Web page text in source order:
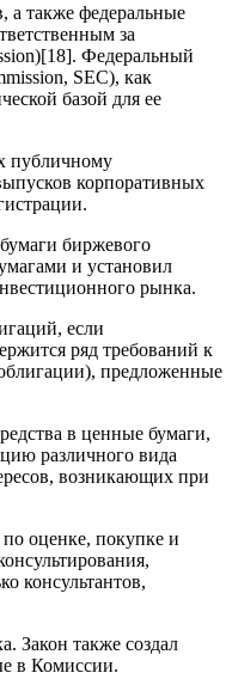
а также федеральные
за
[18]. Федеральный
SEC), как
базой для ее
публичному
корпоративных
биржевого
и установил
рынка.
если
ряд требований к
предложенные
в ценные бумаги,
различного вида
возникающих при
по оценке, покупке и
консультантов,
Закон также создал
в Комиссии.